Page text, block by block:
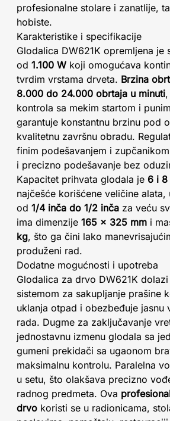
profesionalne stolare i zanatlije,
hobiste.
Karakteristike i specifikacije
Glodalica DW621K opremljena je
od 1.100 W koji omogućava
tvrdim vrstama drveta. Brzina
8.000 do 24.000 obrtaja u minuti
kontrola sa mekim startom i
garantuje konstantnu brzinu pod
kvalitetnu završnu obradu.
finim podešavanjem i
i precizno podešavanje bez
Kapacitet prihvata glodala je 6 i 8
najčešće korišćene veličine
od 1/4 inča do 1/2 inča za veću
ima dimenzije 165 x 325 mm i
kg, što ga čini lako
produženi rad.
Dodatne mogućnosti i upotreba
Glodalica za drvo DW621K
sistemom za sakupljanje prašine
uklanja otpad i obezbeđuje jasnu
rada. Dugme za zaključavanje
jednostavnu izmenu glodala sa
gumeni prekidači sa ugaonom
maksimalnu kontrolu. Paralelna
u setu, što olakšava precizno
radnog predmeta. Ova
drvo koristi se u radionicama,